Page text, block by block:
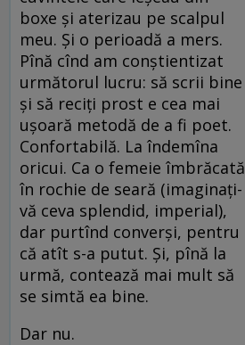
boxe și aterizau pe scalpul
meu. Și o perioadă a mers.
Pînă cînd am conștientizat
următorul lucru: să scrii bine
și să reciți prost e cea mai
ușoară metodă de a fi poet.
Confortabilă. La îndemîna
oricui. Ca o femeie îmbrăcată
în rochie de seară (imaginați-
vă ceva splendid, imperial),
dar purtînd converși, pentru
că atît s-a putut. Și, pînă la
urmă, contează mai mult să
se simtă ea bine.
Dar nu.